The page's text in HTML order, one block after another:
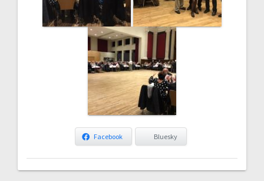
Facebook Bluesky